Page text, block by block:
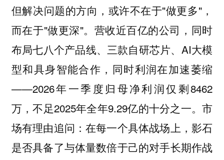
但解决问题的方向，或许不在于"做更多"，
而在于"做更深"。营收近百亿的公司，同时
布局七八个产品线、三款自研芯片、AI大模
型和具身智能合作，同时利润在加速萎缩
——2026年一季度归母净利润仅剩8462
万，不足2025年全年9.29亿的十分之一。市
场有理由追问：在每一个具体战场上，影石
是否具备了与体量数倍于己的对手长期作战